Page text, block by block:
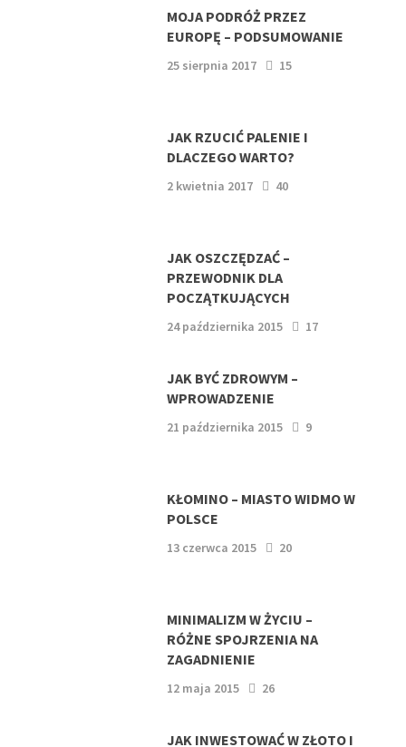
MOJA PODRÓŻ PRZEZ
EUROPĘ – PODSUMOWANIE
25 sierpnia 2017 15
JAK RZUCIĆ PALENIE I
DLACZEGO WARTO?
2 kwietnia 2017 40
JAK OSZCZĘDZAĆ –
PRZEWODNIK DLA
POCZĄTKUJĄCYCH
24 października 2015 17
JAK BYĆ ZDROWYM –
WPROWADZENIE
21 października 2015 9
KŁOMINO – MIASTO WIDMO W
POLSCE
13 czerwca 2015 20
MINIMALIZM W ŻYCIU –
RÓŻNE SPOJRZENIA NA
ZAGADNIENIE
12 maja 2015 26
JAK INWESTOWAĆ W ZŁOTO I